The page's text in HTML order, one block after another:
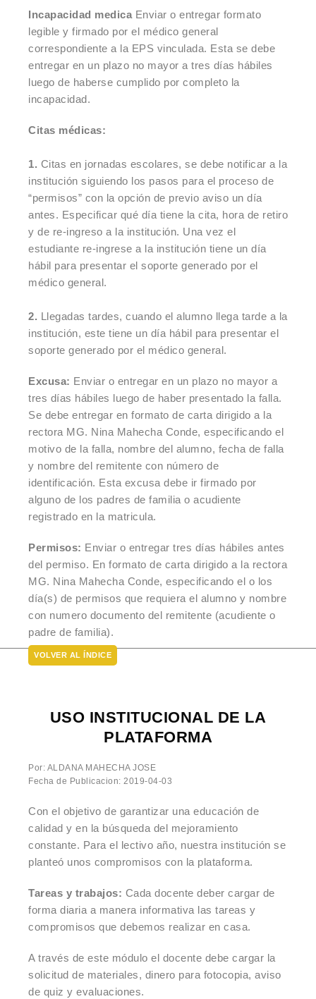
Incapacidad medica Enviar o entregar formato
legible y firmado por el médico general
correspondiente a la EPS vinculada. Esta se debe
entregar en un plazo no mayor a tres días hábiles
luego de haberse cumplido por completo la
incapacidad.
Citas médicas:
1. Citas en jornadas escolares, se debe notificar a la
institución siguiendo los pasos para el proceso de
“permisos” con la opción de previo aviso un día
antes. Especificar qué día tiene la cita, hora de retiro
y de re-ingreso a la institución. Una vez el
estudiante re-ingrese a la institución tiene un día
hábil para presentar el soporte generado por el
médico general.
2. Llegadas tardes, cuando el alumno llega tarde a la
institución, este tiene un día hábil para presentar el
soporte generado por el médico general.
Excusa: Enviar o entregar en un plazo no mayor a
tres días hábiles luego de haber presentado la falla.
Se debe entregar en formato de carta dirigido a la
rectora MG. Nina Mahecha Conde, especificando el
motivo de la falla, nombre del alumno, fecha de falla
y nombre del remitente con número de
identificación. Esta excusa debe ir firmado por
alguno de los padres de familia o acudiente
registrado en la matricula.
Permisos: Enviar o entregar tres días hábiles antes
del permiso. En formato de carta dirigido a la rectora
MG. Nina Mahecha Conde, especificando el o los
día(s) de permisos que requiera el alumno y nombre
con numero documento del remitente (acudiente o
padre de familia).
VOLVER AL ÍNDICE
USO INSTITUCIONAL DE LA
PLATAFORMA
Por: ALDANA MAHECHA JOSE
Fecha de Publicacion: 2019-04-03
Con el objetivo de garantizar una educación de
calidad y en la búsqueda del mejoramiento
constante. Para el lectivo año, nuestra institución se
planteó unos compromisos con la plataforma.
Tareas y trabajos: Cada docente deber cargar de
forma diaria a manera informativa las tareas y
compromisos que debemos realizar en casa.
A través de este módulo el docente debe cargar la
solicitud de materiales, dinero para fotocopia, aviso
de quiz y evaluaciones.